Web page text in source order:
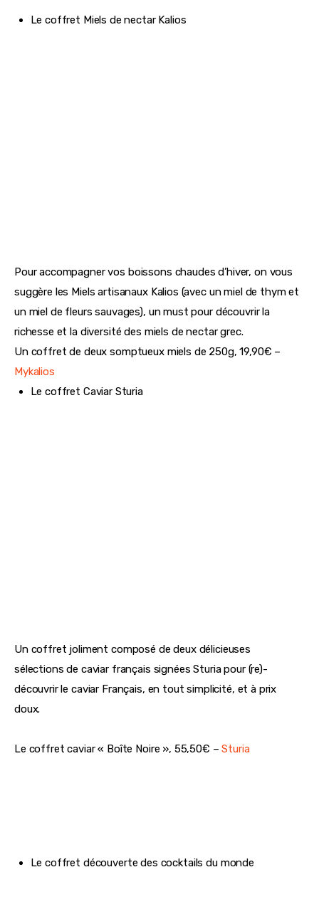
Le coffret Miels de nectar Kalios
Pour accompagner vos boissons chaudes d’hiver, on vous
suggère les Miels artisanaux Kalios (avec un miel de thym et
un miel de fleurs sauvages), un must pour découvrir la
richesse et la diversité des miels de nectar grec.
Un coffret de deux somptueux miels de 250g, 19,90€ –
Mykalios
Le coffret Caviar Sturia
Un coffret joliment composé de deux délicieuses
sélections de caviar français signées Sturia pour (re)-
découvrir le caviar Français, en tout simplicité, et à prix
doux.
Le coffret caviar « Boîte Noire », 55,50€ – Sturia
Le coffret découverte des cocktails du monde